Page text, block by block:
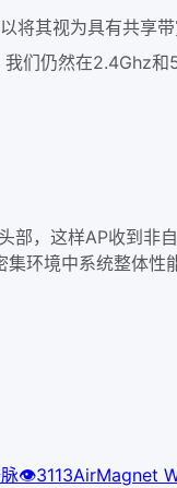
其视为具有共享带
仍然在2.4Ghz和
这样AP收到非自
环境中系统整体性能
👁3113AirMagnet